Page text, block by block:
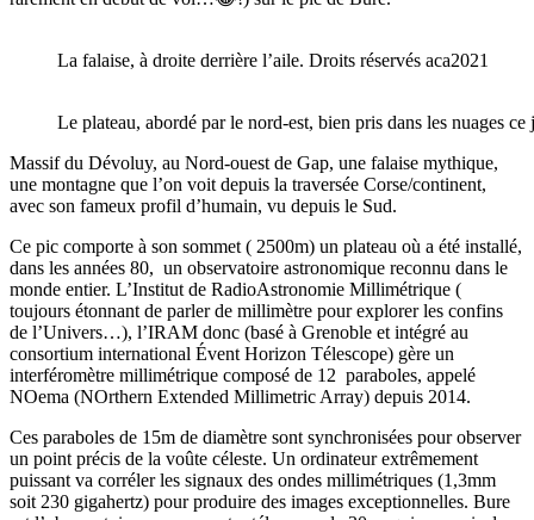
La falaise, à droite derrière l’aile. Droits réservés aca2021
Le plateau, abordé par le nord-est, bien pris dans les nuages
Massif du Dévoluy, au Nord-ouest de Gap, une falaise mythique,
une montagne que l’on voit depuis la traversée Corse/continent,
avec son fameux profil d’humain, vu depuis le Sud.
Ce pic comporte à son sommet ( 2500m) un plateau où a été installé,
dans les années 80, un observatoire astronomique reconnu dans le
monde entier. L’Institut de RadioAstronomie Millimétrique (
toujours étonnant de parler de millimètre pour explorer les confins
de l’Univers…), l’IRAM donc (basé à Grenoble et intégré au
consortium international Évent Horizon Télescope) gère un
interféromètre millimétrique composé de 12 paraboles, appelé
NOema (NOrthern Extended Millimetric Array) depuis 2014.
Ces paraboles de 15m de diamètre sont synchronisées pour observer
un point précis de la voûte céleste. Un ordinateur extrêmement
puissant va corréler les signaux des ondes millimétriques (1,3mm
soit 230 gigahertz) pour produire des images exceptionnelles. Bure